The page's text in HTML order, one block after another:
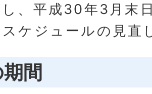
、平成30年3月末
ケジュールの見直
間